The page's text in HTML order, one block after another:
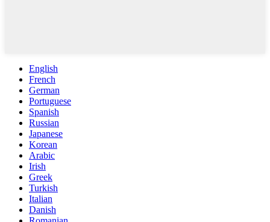
English
French
German
Portuguese
Spanish
Russian
Japanese
Korean
Arabic
Irish
Greek
Turkish
Italian
Danish